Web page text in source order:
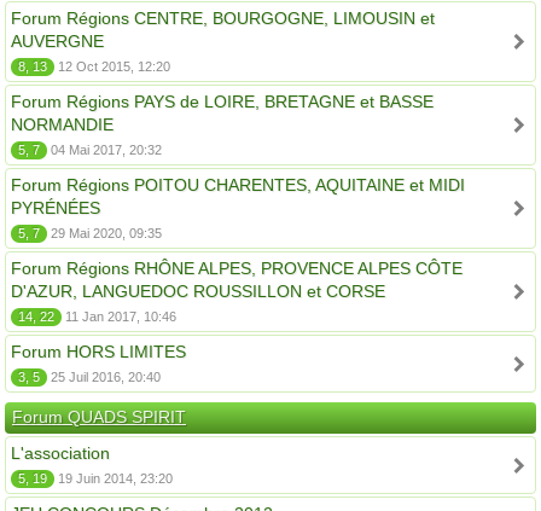
Forum Régions CENTRE, BOURGOGNE, LIMOUSIN et
AUVERGNE
8, 13 12 Oct 2015, 12:20
Forum Régions PAYS de LOIRE, BRETAGNE et BASSE
NORMANDIE
5, 7 04 Mai 2017, 20:32
Forum Régions POITOU CHARENTES, AQUITAINE et MIDI
PYRÉNÉES
5, 7 29 Mai 2020, 09:35
Forum Régions RHÔNE ALPES, PROVENCE ALPES CÔTE
D'AZUR, LANGUEDOC ROUSSILLON et CORSE
14, 22 11 Jan 2017, 10:46
Forum HORS LIMITES
3, 5 25 Juil 2016, 20:40
Forum QUADS SPIRIT
L'association
5, 19 19 Juin 2014, 23:20